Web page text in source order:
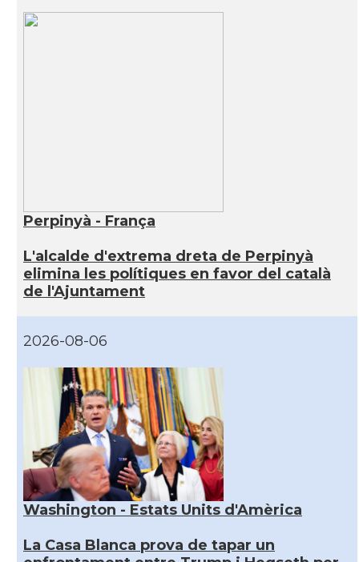
Perpinyà - França
L'alcalde d'extrema dreta de Perpinyà
elimina les polítiques en favor del català
de l'Ajuntament
2026-08-06
Washington - Estats Units d'Amèrica
La Casa Blanca prova de tapar un